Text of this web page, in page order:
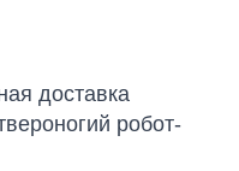
доставка
робот-